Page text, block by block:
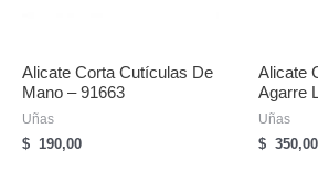
Alicate Corta Cutículas De
Mano – 91663
Uñas
$ 190,00
Alicate
Agarre
Uñas
$ 350,00